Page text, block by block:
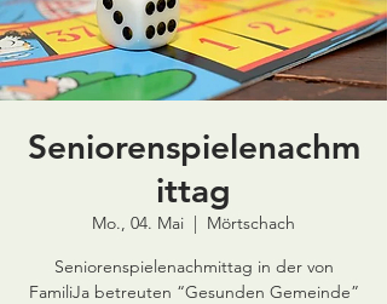
Seniorenspielenachm
ittag
Mo., 04. Mai
  |
Mörtschach
Seniorenspielenachmittag in der von
FamiliJa betreuten “Gesunden Gemeinde”